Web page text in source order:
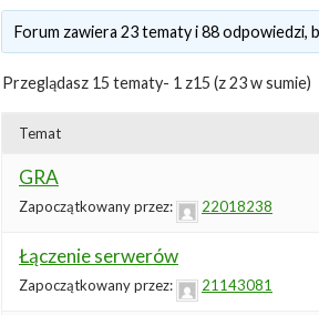
Forum zawiera 23 tematy i 88 odpowiedzi,
Przeglądasz 15 tematy- 1 z15 (z 23 w sumie)
Temat
GRA
Zapoczątkowany przez: 22018238
Łączenie serwerów
Zapoczątkowany przez: 21143081